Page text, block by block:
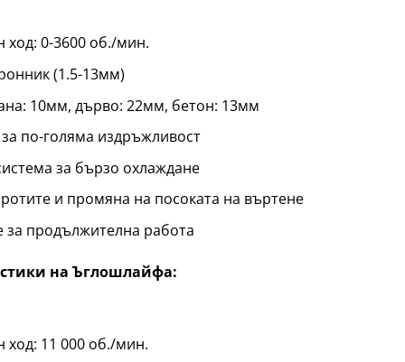
ход: 0-3600 об./мин.
(1.5-13мм)
10мм, дърво: 22мм, бетон: 13мм
по-голяма издръжливост
за бързо охлаждане
и промяна на посоката на въртене
продължителна работа
на Ъглошлайфа:
ход: 11 000 об./мин.